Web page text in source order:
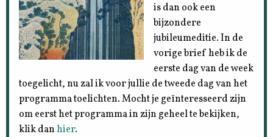
is dan ook een
bijzondere
jubileumeditie. In de
vorige brief heb ik de
eerste dag van de week
toegelicht, nu zal ik voor jullie de tweede dag van het
programma toelichten. Mocht je geïnteresseerd zijn
om eerst het programma in zijn geheel te bekijken,
klik danhier.